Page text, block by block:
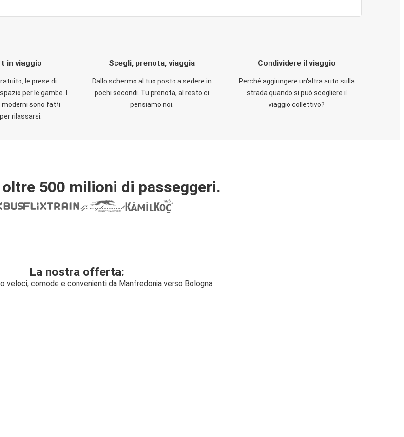
in viaggio
le prese di
per le gambe. I
sono fatti
rilassarsi.
Scegli, prenota, viaggia
Dallo schermo al tuo posto a sedere in
pochi secondi. Tu prenota, al resto ci
pensiamo noi.
Condividere il viaggio
Perché aggiungere un'altra auto sulla
strada quando si può scegliere il
viaggio collettivo?
500 milioni di passeggeri.
La nostra offerta:
veloci, comode e convenienti da Manfredonia verso Bologna